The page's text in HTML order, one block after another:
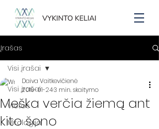
Įrašas
Visi įrašai
Vietos
Mitologija
Visi įrašai
Meška verčia žiemą ant
kito šono
Daiva Vaitkevičienė
2019-01-243 min. skaitymo